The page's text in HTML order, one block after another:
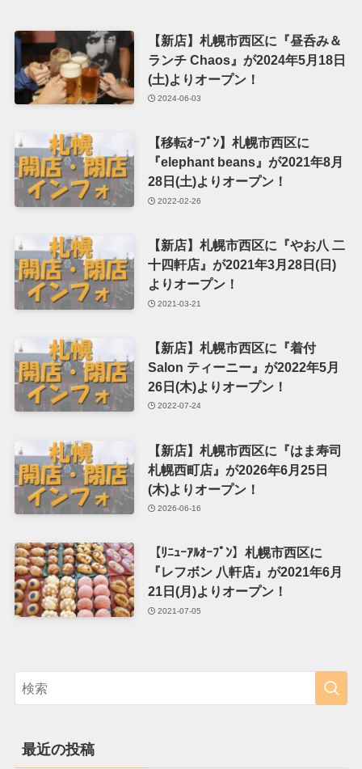
【新店】札幌市西区に『昼呑み＆
ランチ Chaos』が2024年5月18日
(土)よりオープン！
2024-06-03
【移転ｵｰﾌﾟﾝ】札幌市西区に
『elephant beans』が2021年8月
28日(土)よりオープン！
2022-02-26
【新店】札幌市西区に『やお八 二
十四軒店』が2021年3月28日(日)
よりオープン！
2021-03-21
【新店】札幌市西区に『着付
Salon ティーニー』が2022年5月
26日(木)よりオープン！
2022-07-24
【新店】札幌市西区に『はま寿司
札幌西町店』が2026年6月25日
(木)よりオープン！
2026-06-16
【ﾘﾆｭｰｱﾙｵｰﾌﾟﾝ】札幌市西区に
『レフボン 八軒店』が2021年6月
21日(月)よりオープン！
2021-07-05
最近の投稿